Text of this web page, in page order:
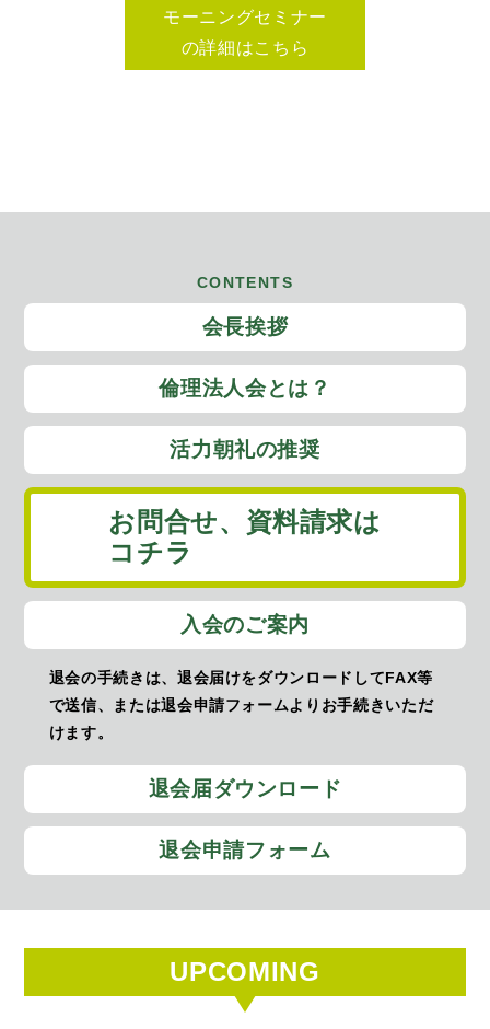
モーニングセミナー
の詳細はこちら
CONTENTS
会長挨拶
倫理法人会とは？
活力朝礼の推奨
お問合せ、 資料請求は
コチラ
入会のご案内
退会の手続きは、退会届けをダウンロードしてFAX等
で送信、または退会申請フォームよりお手続きいただ
けます。
退会届ダウンロード
退会申請フォーム
UPCOMING